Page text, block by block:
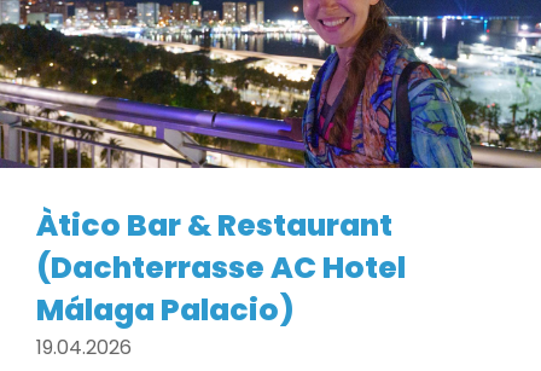
Àtico Bar & Restaurant
(Dachterrasse AC Hotel
Málaga Palacio)
19.04.2026